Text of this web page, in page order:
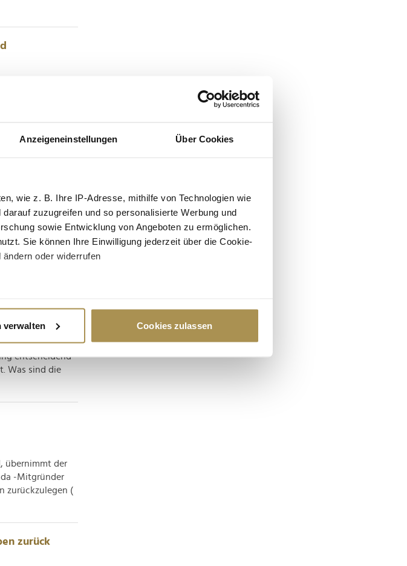
Anzeigeneinstellungen Über Cookies
wie z. B. Ihre IP-Adresse, mithilfe von Technologien wie
zuzugreifen und so personalisierte Werbung und
sowie Entwicklung von Angeboten zu ermöglichen.
Sie können Ihre Einwilligung jederzeit über die Cookie-
oder widerrufen
werden, und legen Sie Ihre Präferenzen im
Funktionen für soziale Medien anbieten zu können
geben wir Informationen zu Ihrer Verwendung unserer
weiter. Unsere Partner führen diese Informationen
haben oder die sie im Rahmen Ihrer Nutzung
verwalten Cookies zulassen
VIP-Empfang
Nach
App
wird der
Ab dem 29.
Konrad das
entscheidend
Was sind die
übernimmt der
-Mitgründer
zurückzulegen (
zurück